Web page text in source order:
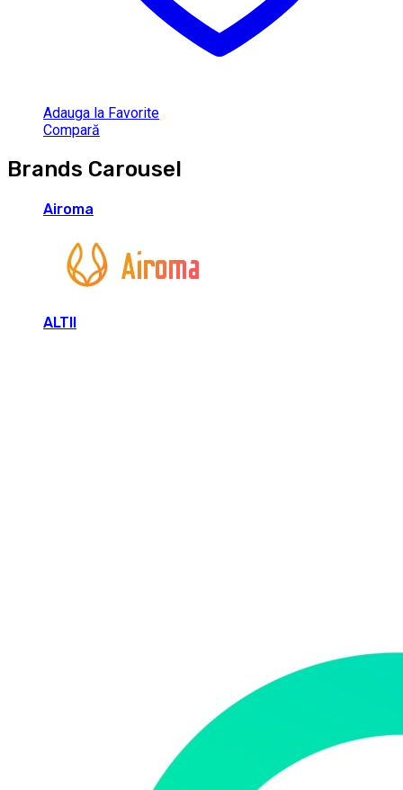
Adauga la Favorite
Compară
Brands Carousel
Airoma
ALTII